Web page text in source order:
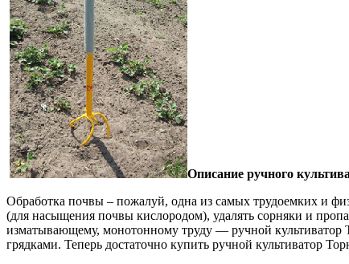
Описание ручного
Обработка почвы – пожалуй, одна из самых трудоемких и
(для насыщения почвы кислородом), удалять сорняки и
изматывающему, монотонному труду — ручной культиватор
грядками. Теперь достаточно купить ручной культиватор